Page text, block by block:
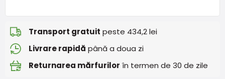
Transport gratuit peste 434,2 lei
Livrare rapidă până a doua zi
Returnarea mărfurilor în termen de 30 de zile